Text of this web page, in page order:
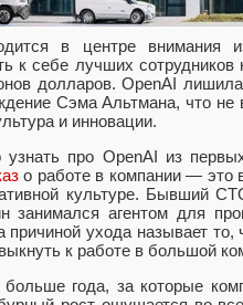
в центре внимания
к себе лучших сотрудников
долларов. OpenAI
Сэма Альтмана, что не
и инновации.
про OpenAI из
о работе в компании — это
культуре. Бывший
занимался агентом для
ухода называет то,
к работе в большой
года, за которые